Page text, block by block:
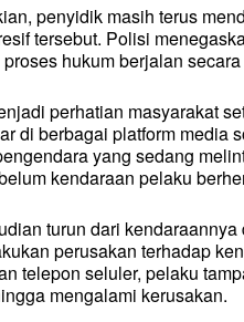
Cari Artikel
penyidik masih terus
tersebut. Polisi
hukum berjalan
perhatian masyarakat
di berbagai platform media
yang sedang
kendaraan pelaku
turun dari
perusakan terhadap
telepon seluler, pelaku
mengalami kerusakan.